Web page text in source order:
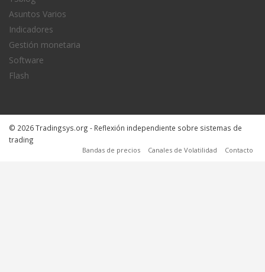
Asuntos Varios
Indicadores
Gestión monetaria
Software
Flash
© 2026 Tradingsys.org - Reflexión independiente sobre sistemas de
trading
Bandas de precios Canales de Volatilidad Contacto